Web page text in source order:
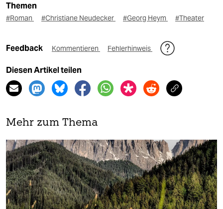
Themen
#Roman #Christiane Neudecker #Georg Heym #Theater
Feedback Kommentieren Fehlerhinweis
Diesen Artikel teilen
Mehr zum Thema